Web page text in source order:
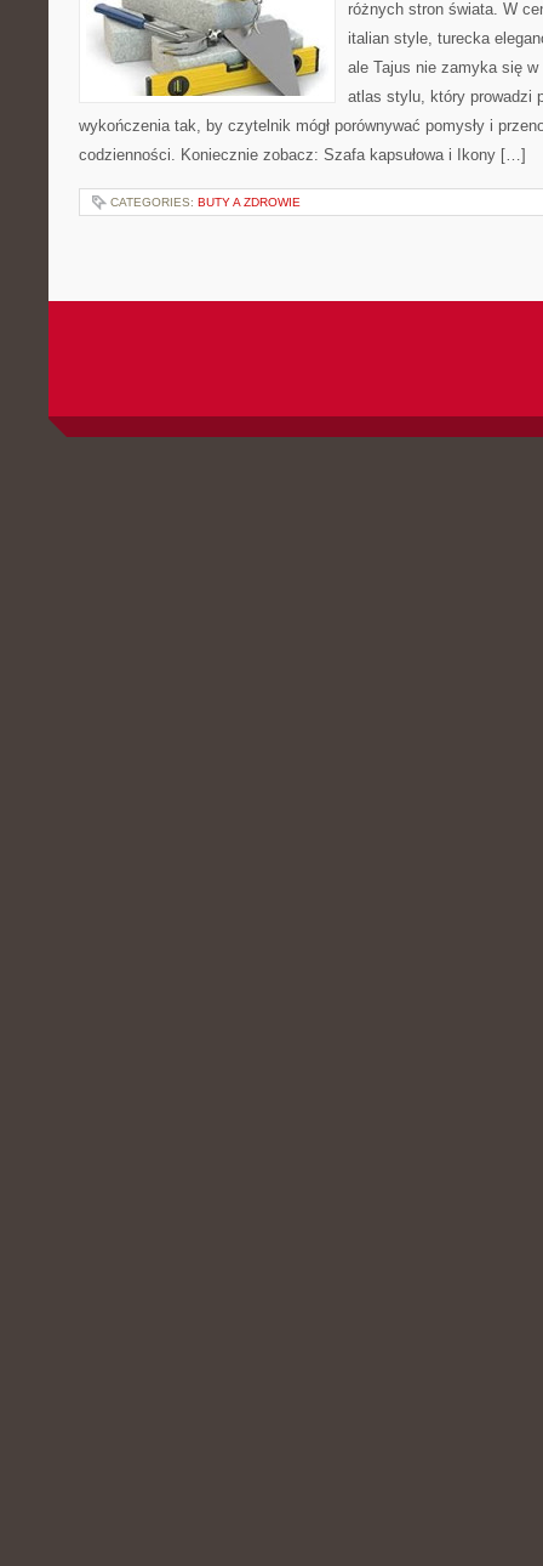
różnych stron świata. W
italian style, turecka
ale Tajus nie zamyka się
atlas stylu, który prowadzi
wykończenia tak, by czytelnik mógł porównywać pomysły i
codzienności. Koniecznie zobacz: Szafa kapsułowa i Ikony […]
CATEGORIES: BUTY A ZDROWIE